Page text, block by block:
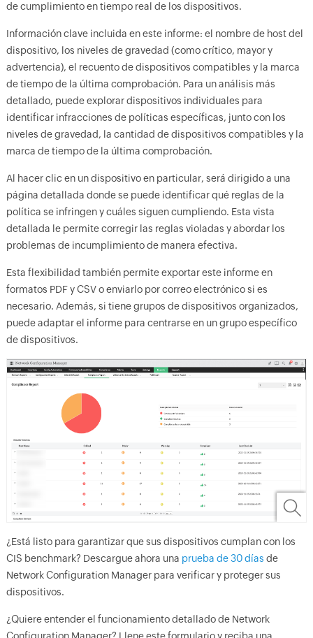
de cumplimiento en tiempo real de los dispositivos.
Información clave incluida en este informe: el nombre de host del
dispositivo, los niveles de gravedad (como crítico, mayor y
advertencia), el recuento de dispositivos compatibles y la marca
de tiempo de la última comprobación. Para un análisis más
detallado, puede explorar dispositivos individuales para
identificar infracciones de políticas específicas, junto con los
niveles de gravedad, la cantidad de dispositivos compatibles y la
marca de tiempo de la última comprobación.
Al hacer clic en un dispositivo en particular, será dirigido a una
página detallada donde se puede identificar qué reglas de la
política se infringen y cuáles siguen cumpliendo. Esta vista
detallada le permite corregir las reglas violadas y abordar los
problemas de incumplimiento de manera efectiva.
Esta flexibilidad también permite exportar este informe en
formatos PDF y CSV o enviarlo por correo electrónico si es
necesario. Además, si tiene grupos de dispositivos organizados,
puede adaptar el informe para centrarse en un grupo específico
de dispositivos.
¿Está listo para garantizar que sus dispositivos cumplan con los
CIS benchmark? Descargue ahora una prueba de 30 días de
Network Configuration Manager para verificar y proteger sus
dispositivos.
¿Quiere entender el funcionamiento detallado de Network